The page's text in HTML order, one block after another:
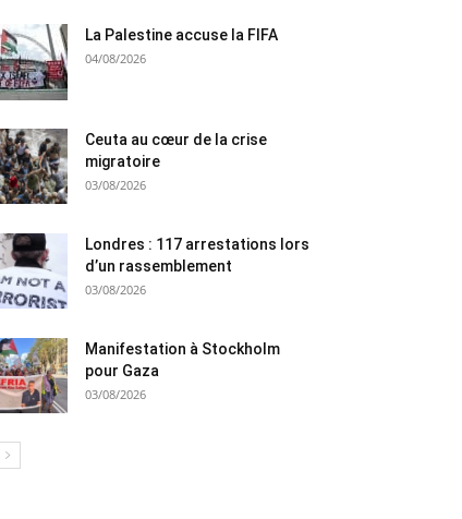
La Palestine accuse la FIFA
04/08/2026
Ceuta au cœur de la crise
migratoire
03/08/2026
Londres : 117 arrestations lors
d’un rassemblement
03/08/2026
Manifestation à Stockholm
pour Gaza
03/08/2026